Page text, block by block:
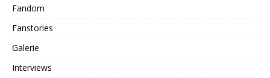
Fandom
Fanstories
Galerie
Interviews